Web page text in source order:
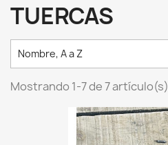
TUERCAS
Nombre, A a Z
Mostrando 1-7 de 7 artículo(s)